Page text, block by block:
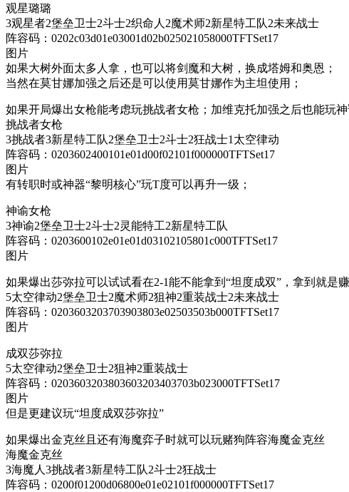
观星璐璐
3观星者2堡垒卫士2斗士2织命人2魔术师2新星特工队2未来战士
阵容码：0202c03d01e03001d02b025021058000TFTSet17
图片
如果大树外面太多人拿，也可以将剑魔和大树，换成塔姆和奥恩；
当然在莫甘娜加强之后还是可以使用莫甘娜作为主坦使用；
如果开局爆出女枪能考虑玩挑战者女枪；加维克托加强之后也能玩
挑战者女枪
3挑战者3新星特工队2堡垒卫士2斗士2狂战士1太空律动
阵容码：0203602400101e01d00f02101f000000TFTSet17
图片
有转职时或神器“黎明核心”玩T度可以再升一级；
神谕女枪
3神谕2堡垒卫士2斗士2灵能特工2新星特工队
阵容码：0203600102e01e01d03102105801c000TFTSet17
图片
如果爆出莎弥拉可以试试看在2-1能不能拿到“坦度成双”，拿到就
5太空律动2堡垒卫士2魔术师2狙神2重装战士2未来战士
阵容码：0203603203703903803e02503503b000TFTSet17
图片
成双莎弥拉
5太空律动2堡垒卫士2狙神2重装战士
阵容码：0203603203803603203403703b023000TFTSet17
图片
但是更建议玩“坦度成双莎弥拉”
如果爆出金克丝且还有海魔弈子时就可以玩赌狗阵容海魔金克丝
海魔金克丝
3海魔人3挑战者3新星特工队2斗士2狂战士
阵容码：0200f01200d06800e01e02101f000000TFTSet17